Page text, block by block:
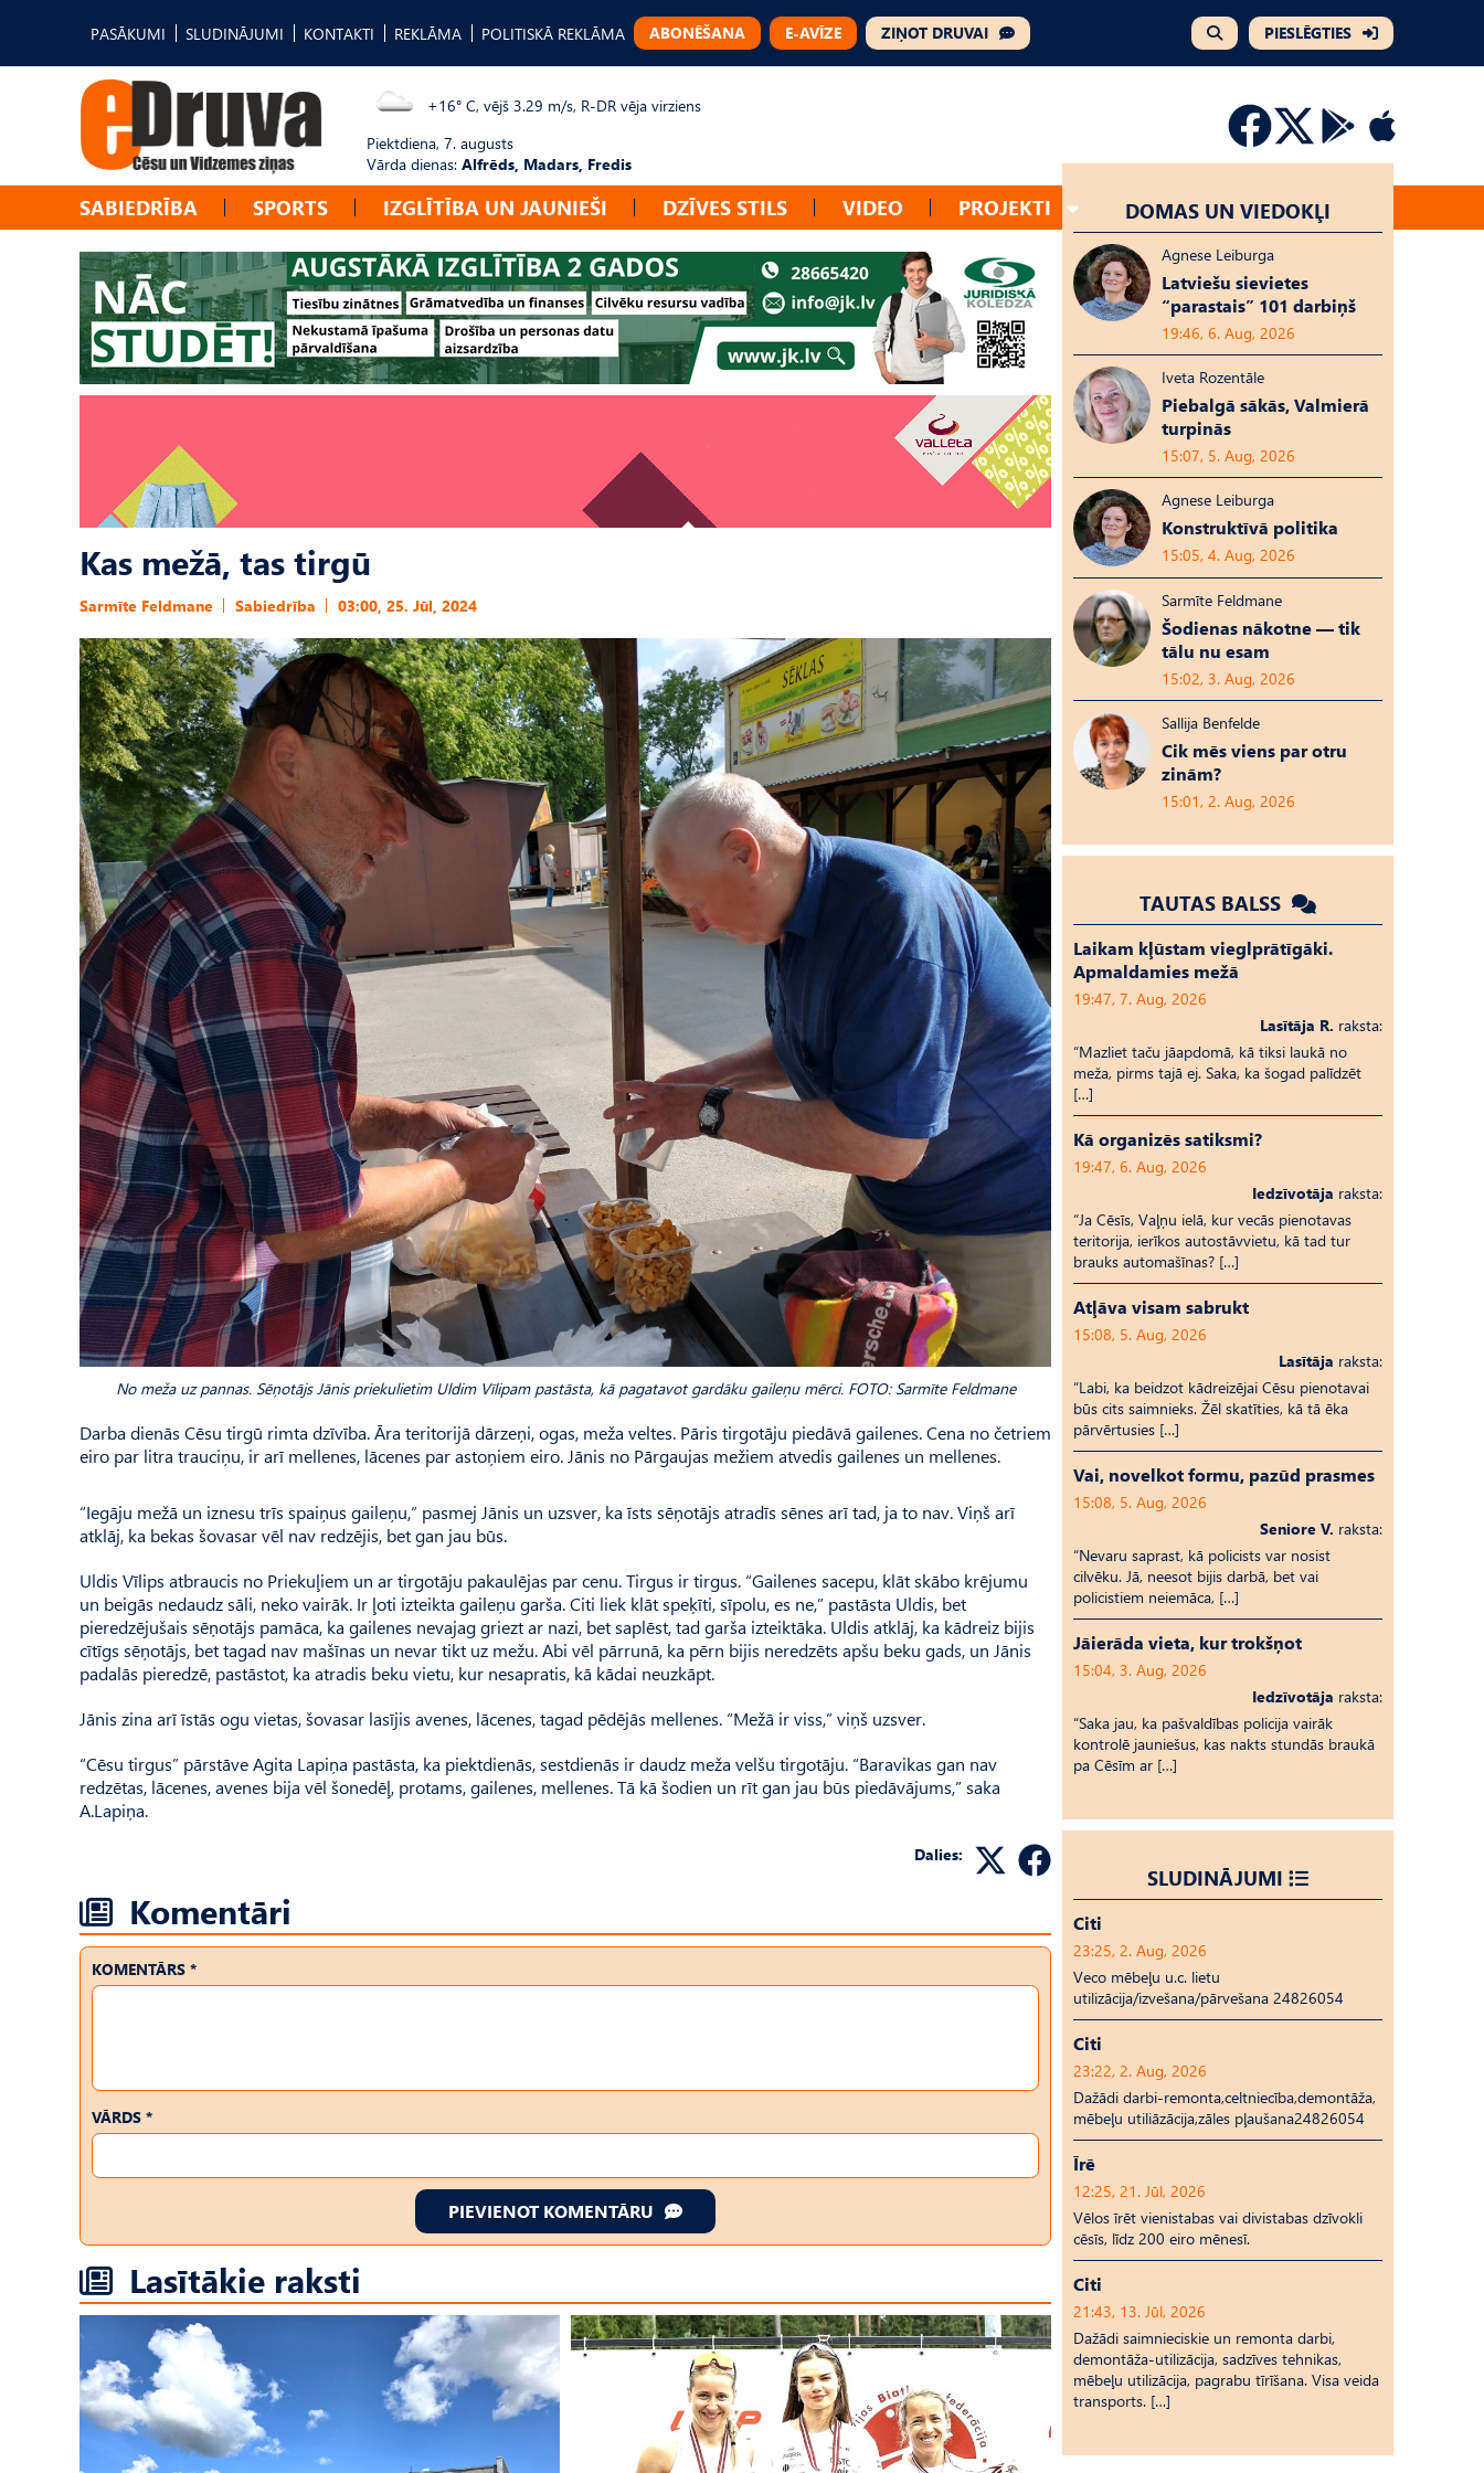
PASĀKUMI SLUDINĀJUMI KONTAKTI REKLĀMA POLITISKĀ REKLĀMA ABONĒŠANA E-AVĪZE ZIŅOT DRUVAI PIESLĒGTIES
+16° C, vējš 3.29 m/s, R-DR vēja virziens
Piektdiena, 7. augusts
Vārda dienas: Alfrēds, Madars, Fredis
SABIEDRĪBA SPORTS IZGLĪTĪBA UN JAUNIEŠI DZĪVES STILS VIDEO PROJEKTI
Kas mežā, tas tirgū
Sarmīte Feldmane Sabiedrība 03:00, 25. Jūl, 2024
No meža uz pannas. Sēņotājs Jānis priekulietim Uldim Vīlipam pastāsta, kā pagatavot gardāku gaileņu mērci. FOTO: Sarmīte Feldmane
Darba dienās Cēsu tirgū rimta dzīvība. Āra teritorijā dārzeņi, ogas, meža veltes. Pāris tirgotāju piedāvā gailenes. Cena no četriem
eiro par litra trauciņu, ir arī mellenes, lācenes par astoņiem eiro. Jānis no Pārgaujas mežiem atvedis gailenes un mellenes.
“Iegāju mežā un iznesu trīs spaiņus gaileņu,” pasmej Jānis un uzsver, ka īsts sēņotājs atradīs sēnes arī tad, ja to nav. Viņš arī
atklāj, ka bekas šovasar vēl nav redzējis, bet gan jau būs.
Uldis Vīlips atbraucis no Priekuļiem un ar tirgotāju pakaulējas par cenu. Tirgus ir tirgus. “Gailenes sacepu, klāt skābo krējumu
un beigās nedaudz sāli, neko vairāk. Ir ļoti izteikta gaileņu garša. Citi liek klāt speķīti, sīpolu, es ne,” pastāsta Uldis, bet
pieredzējušais sēņotājs pamāca, ka gailenes nevajag griezt ar nazi, bet saplēst, tad garša izteiktāka. Uldis atklāj, ka kādreiz bijis
cītīgs sēņotājs, bet tagad nav mašīnas un nevar tikt uz mežu. Abi vēl pārrunā, ka pērn bijis neredzēts apšu beku gads, un Jānis
padalās pieredzē, pastāstot, ka atradis beku vietu, kur nesapratis, kā kādai neuzkāpt.
Jānis zina arī īstās ogu vietas, šovasar lasījis avenes, lācenes, tagad pēdējās mellenes. “Mežā ir viss,” viņš uzsver.
“Cēsu tirgus” pārstāve Agita Lapiņa pastāsta, ka piektdienās, sestdienās ir daudz meža velšu tirgotāju. “Baravikas gan nav
redzētas, lācenes, avenes bija vēl šonedēļ, protams, gailenes, mellenes. Tā kā šodien un rīt gan jau būs piedāvājums,” saka
A.Lapi­ņa.
Dalies:
Komentāri
KOMENTĀRS *
VĀRDS *
PIEVIENOT KOMENTĀRU
Lasītākie raksti
DOMAS UN VIEDOKĻI
Agnese Leiburga
Latviešu sievietes
“parastais” 101 darbiņš
19:46, 6. Aug, 2026
Iveta Rozentāle
Piebalgā sākās, Valmierā
turpinās
15:07, 5. Aug, 2026
Agnese Leiburga
Konstruktīvā politika
15:05, 4. Aug, 2026
Sarmīte Feldmane
Šodienas nākotne — tik
tālu nu esam
15:02, 3. Aug, 2026
Sallija Benfelde
Cik mēs viens par otru
zinām?
15:01, 2. Aug, 2026
TAUTAS BALSS
Laikam kļūstam vieglprātīgāki.
Apmaldamies mežā
19:47, 7. Aug, 2026
Lasītāja R. raksta:
“Mazliet taču jāapdomā, kā tiksi laukā no
meža, pirms tajā ej. Saka, ka šogad palīdzēt
[…]
Kā organizēs satiksmi?
19:47, 6. Aug, 2026
Iedzīvotāja raksta:
“Ja Cēsīs, Vaļņu ielā, kur vecās pienotavas
teritorija, ierīkos autostāvvietu, kā tad tur
brauks automašīnas? […]
Atļāva visam sabrukt
15:08, 5. Aug, 2026
Lasītāja raksta:
“Labi, ka beidzot kādreizējai Cēsu pienotavai
būs cits saimnieks. Žēl skatīties, kā tā ēka
pārvērtusies […]
Vai, novelkot formu, pazūd prasmes
15:08, 5. Aug, 2026
Seniore V. raksta:
“Nevaru saprast, kā policists var nosist
cilvēku. Jā, neesot bijis darbā, bet vai
policistiem neiemāca, […]
Jāierāda vieta, kur trokšņot
15:04, 3. Aug, 2026
Iedzīvotāja raksta:
“Saka jau, ka pašvaldības policija vairāk
kontrolē jauniešus, kas nakts stundās braukā
pa Cēsīm ar […]
SLUDINĀJUMI
Citi
23:25, 2. Aug, 2026
Veco mēbeļu u.c. lietu
utilizācija/izvešana/pārvešana 24826054
Citi
23:22, 2. Aug, 2026
Dažādi darbi-remonta,celtniecība,demontāža,
mēbeļu utiliāzācija,zāles pļaušana24826054
Īrē
12:25, 21. Jūl, 2026
Vēlos īrēt vienistabas vai divistabas dzīvokli
cēsīs, līdz 200 eiro mēnesī.
Citi
21:43, 13. Jūl, 2026
Dažādi saimnieciskie un remonta darbi,
demontāža-utilizācija, sadzīves tehnikas,
mēbeļu utilizācija, pagrabu tīrīšana. Visa veida
transports. […]